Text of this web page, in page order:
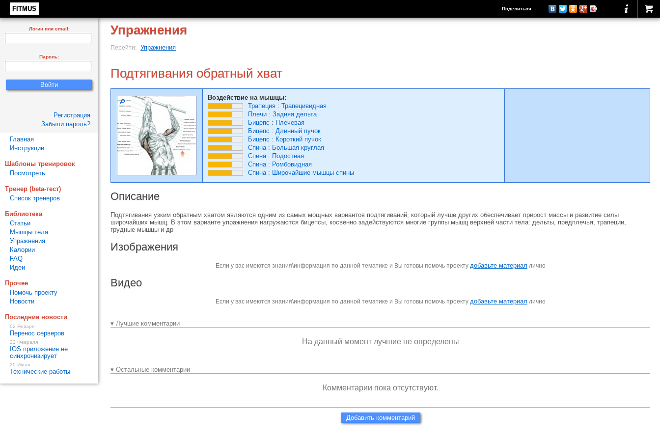
FITMUS Поделиться
Упражнения
Перейти: Упражнения
Подтягивания обратный хват
Воздействие на мышцы:
Трапеция : Трапецивидная
Плечи : Задняя дельта
Бицепс : Плечевая
Бицепс : Длинный пучок
Бицепс : Короткий пучок
Спина: Большая круглая
Спина: Подостная
Спина: Ромбовидная
Спина: Широчайшие мышцы спины
Описание
Подтягивания узким обратным хватом являются одним из самых мощных вариантов подтягиваний, который лучше других обеспечивает прирост массы и развитие силы
широчайших мышц. В этом варианте упражнения нагружаются бицепсы, косвенно задействуются многие группы мышц верхней части тела: дельты, предплечья, трапеции,
грудные мышцы и др
Изображения
Если у вас имеются знания\информация по данной тематике и Вы готовы помочь проекту добавьте материал лично
Видео
Если у вас имеются знания\информация по данной тематике и Вы готовы помочь проекту добавьте материал лично
▾ Лучшие комментарии
На данный момент лучшие не определены
▾ Остальные комментарии
Комментарии пока отсутствуют.
Добавить комментарий
Логин или email:
Пароль:
Регистрация
Забыли пароль?
Главная
Инструкции
Шаблоны тренировок
Посмотреть
Тренер (beta-тест)
Список тренеров
Библиотека
Статьи
Мышцы тела
Упражнения
Калории
FAQ
Идеи
Прочее
Помочь проекту
Новости
Последние новости
02 Января
Перенос серверов
22 Февраля
IOS приложение не
синхронизирует
20 Июня
Технические работы